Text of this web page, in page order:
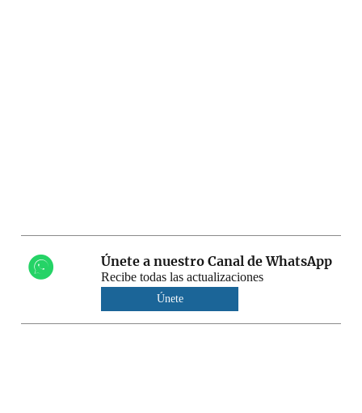
Únete a nuestro Canal de WhatsApp
Recibe todas las actualizaciones
Únete